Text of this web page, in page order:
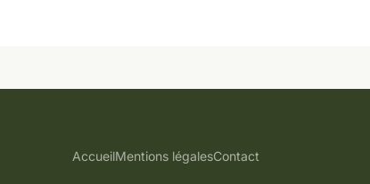
AccueilMentions légalesContact